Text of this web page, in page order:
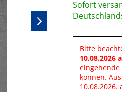
Sofort
Bitte
10.08.2026
können.